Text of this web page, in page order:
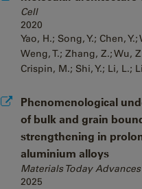
Cell
2020
Yao, H.; Song, Y.; Chen,
Weng, T.; Zhang, Z.; Wu,
Crispin, M.; Shi, Y.; Li, L.;
Phenomenological
of bulk and grain
strengthening in
aluminium alloys
Materials Today Advances
2025